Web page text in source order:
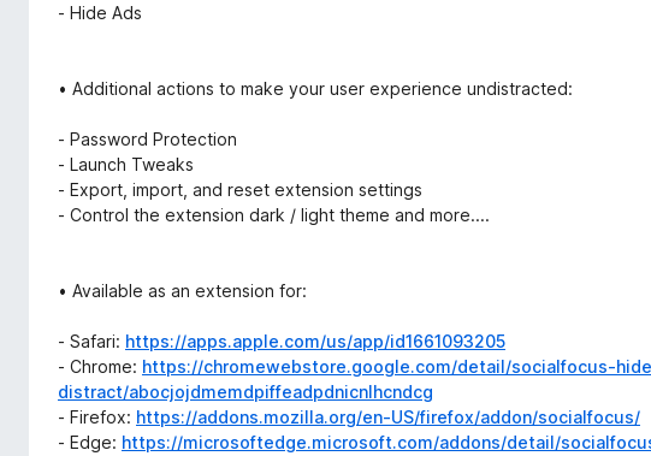
- Hide Ads
• Additional actions to make your user experience undistracted:
- Password Protection
- Launch Tweaks
- Export, import, and reset extension settings
- Control the extension dark / light theme and more....
• Available as an extension for:
- Safari: https://apps.apple.com/us/app/id1661093205
- Chrome: https://chromewebstore.google.com/detail/socialfocus-
distract/abocjojdmemdpiffeadpdnicnlhcndcg
- Firefox: https://addons.mozilla.org/en-US/firefox/addon/socialfocus/
- Edge: https://microsoftedge.microsoft.com/addons/detail/